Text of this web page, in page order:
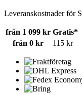
Leveranskostnader för
från 1 099 kr Gratis*
från 0 kr
115 kr